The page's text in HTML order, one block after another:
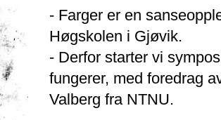
- Farger er en
Høgskolen i Gjøvik.
- Derfor starter vi
fungerer, med foredrag
Valberg fra NTNU.